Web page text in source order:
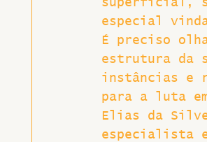
superficial,
especial
É preciso
estrutura da
instâncias e
para a luta
Elias da
especialista